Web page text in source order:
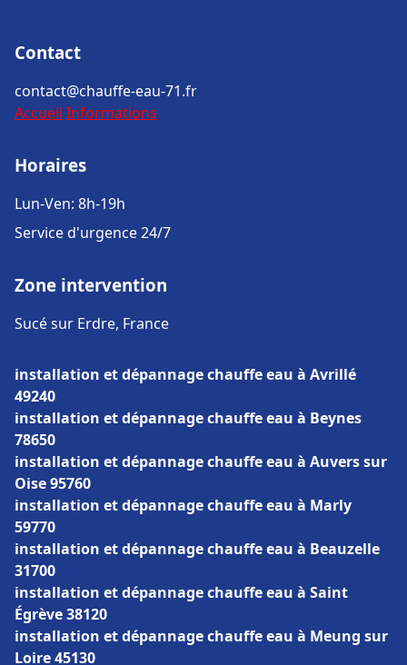
Contact
contact@chauffe-eau-71.fr
Accueil Informations
Horaires
Lun-Ven: 8h-19h
Service d'urgence 24/7
Zone intervention
Sucé sur Erdre, France
installation et dépannage chauffe eau à Avrillé
49240
installation et dépannage chauffe eau à Beynes
78650
installation et dépannage chauffe eau à Auvers sur
Oise 95760
installation et dépannage chauffe eau à Marly
59770
installation et dépannage chauffe eau à Beauzelle
31700
installation et dépannage chauffe eau à Saint
Égrève 38120
installation et dépannage chauffe eau à Meung sur
Loire 45130